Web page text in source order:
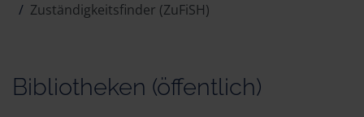
Zuständigkeitsfinder (ZuFiSH)
Bibliotheken (öffentlich)